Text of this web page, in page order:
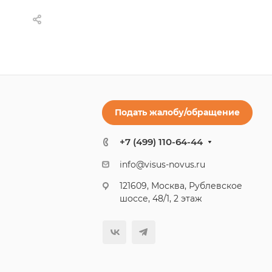
Подать жалобу/обращение
+7 (499) 110-64-44
info@visus-novus.ru
121609, Москва, Рублевское
шоссе, 48/1, 2 этаж